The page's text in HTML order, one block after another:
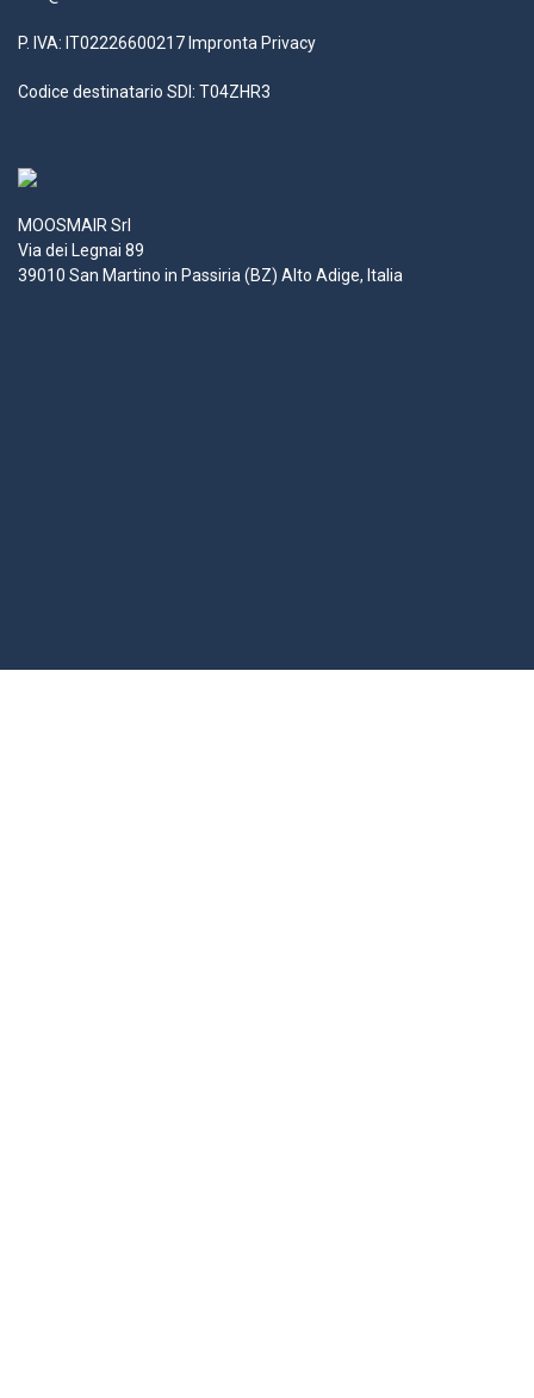
P. IVA: IT02226600217 Impronta Privacy
Codice destinatario SDI: T04ZHR3
MOOSMAIR Srl
Via dei Legnai 89
39010 San Martino in Passiria (BZ) Alto Adige, Italia